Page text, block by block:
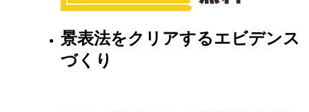
景表法をクリアするエビデンス
づくり